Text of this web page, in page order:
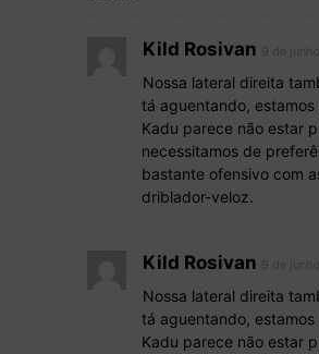
Kild Rosivan
Nossa lateral direita
tá aguentando,
Kadu parece não estar
necessitamos de
bastante ofensivo com
driblador-veloz.
Kild Rosivan
Nossa lateral direita
tá aguentando,
Kadu parece não estar